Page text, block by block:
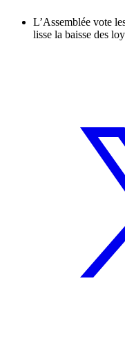
L’Assemblée vote
lisse la baisse des